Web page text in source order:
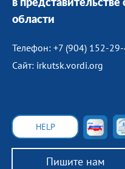
в
области
Телефон: +7 (904) 152-
Сайт: irkutsk.vordi.org
Пишите нам
HELP